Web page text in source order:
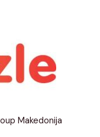
Makedonija